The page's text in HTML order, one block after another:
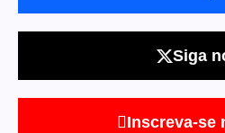
Siga
Inscreva-se